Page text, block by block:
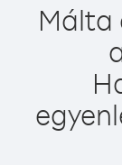
Málta